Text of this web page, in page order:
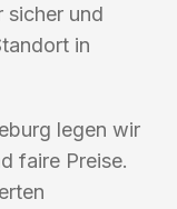
sicher und
in
legen wir
faire Preise.